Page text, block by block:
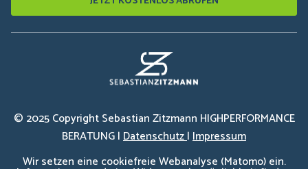
© 2025 Copyright Sebastian Zitzmann HIGHPERFORMANCE
BERATUNG |Datenschutz|Impressum
Wir setzen eine cookiefreie Webanalyse (Matomo) ein.